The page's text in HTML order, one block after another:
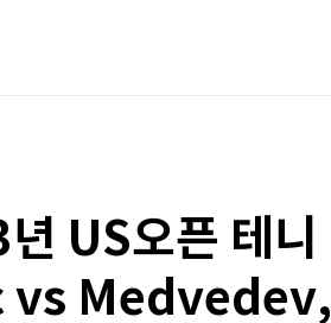
US오픈 테니
vs Medvedev,